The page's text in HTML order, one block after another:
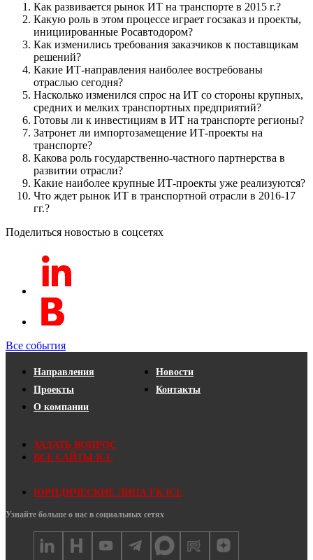
Как развивается рынок ИТ на транспорте в 2015 г.?
Какую роль в этом процессе играет госзаказ и проекты,
инициированные Росавтодором?
Как изменились требования заказчиков к поставщикам
решений?
Какие ИТ-направления наиболее востребованы
отраслью сегодня?
Насколько изменился спрос на ИТ со стороны крупных,
средних и мелких транспортных предприятий?
Готовы ли к инвестициям в ИТ на транспорте регионы?
Затронет ли импортозамещение ИТ-проекты на
транспорте?
Какова роль государственно-частного партнерства в
развитии отрасли?
Какие наиболее крупные ИТ-проекты уже реализуются?
Что ждет рынок ИТ в транспортной отрасли в 2016-17
гг.?
Поделиться новостью в соцсетях
Все события
Направления
Проекты
О компании
Новости
Контакты
ЗАДАТЬ ВОПРОС
ВСЕ САЙТЫ ICL
ЮРИДИЧЕСКИЕ ЛИЦА ГК ICL
Узнайте больше о нас в социальных сетях